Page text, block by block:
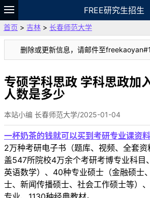
FREE研究生招生
题库
故事 专题
VIP
资料
首页 > 吉林 > 长春师范大学
删除或更新信息，请邮件至
专硕学科思政 学科思政加
人数是多少
本站小编 长春师范大学/2025-01-04
一杯奶茶的钱就可以买到考研专业课资料
2万种考研电子书（题库、视频、全套
盖547所院校4万余个考研考博专业科目
英语数学）、40种专业硕士（金融硕士
士、新闻传播硕士、社会工作硕士等）